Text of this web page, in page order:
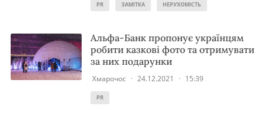
PR ЗАМІТКА НЕРУХОМІСТЬ
Альфа-Банк пропонує українцям
робити казкові фото та отримувати
за них подарунки
Хмарочос · 24.12.2021 · 15:39
PR